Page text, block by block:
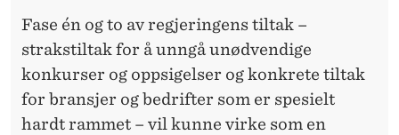
Fase én og to av regjeringens tiltak –
strakstiltak for å unngå unødvendige
konkurser og oppsigelser og konkrete tiltak
for bransjer og bedrifter som er spesielt
hardt rammet – vil kunne virke som en